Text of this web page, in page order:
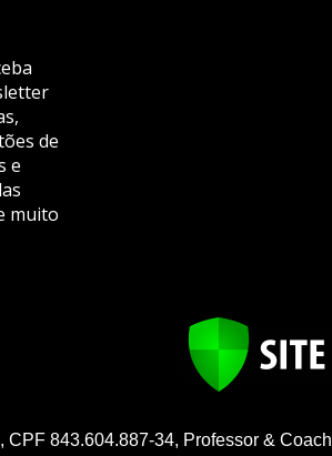
de
e
muito
843.604.887-34, Professor & Coach